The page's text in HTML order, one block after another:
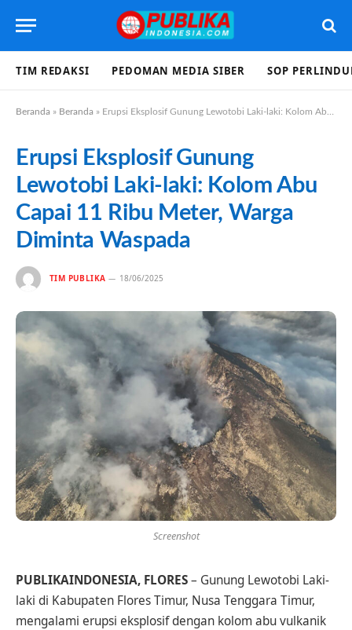
TIM REDAKSI PEDOMAN MEDIA SIBER SOP
Beranda » Beranda » Erupsi Eksplosif Gunung Lewotobi Laki-laki: Kolom Abu Capai 11 Ribu Meter, Warga Diminta Waspada
Erupsi Eksplosif Gunung
Lewotobi Laki-laki: Kolom Abu
Capai 11 Ribu Meter, Warga
Diminta Waspada
TIM PUBLIKA 18/06/2025
Screenshot
PUBLIKAINDONESIA, FLORES– Gunung Lewotobi Laki-
laki di Kabupaten Flores Timur, Nusa Tenggara Timur,
mengalami erupsi eksplosif dengan kolom abu vulkanik